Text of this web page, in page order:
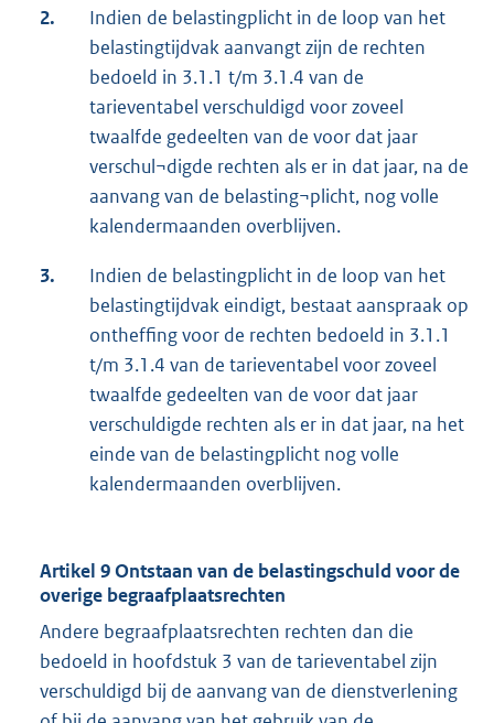
2.
Indien de belastingplicht in de loop van het
belastingtijdvak aanvangt zijn de rechten
bedoeld in 3.1.1 t/m 3.1.4 van de
tarieventabel verschuldigd voor zoveel
twaalfde gedeelten van de voor dat jaar
verschul¬digde rechten als er in dat jaar, na de
aanvang van de belasting¬plicht, nog volle
kalendermaanden overblijven.
3.
Indien de belastingplicht in de loop van het
belastingtijdvak eindigt, bestaat aanspraak op
ontheffing voor de rechten bedoeld in 3.1.1
t/m 3.1.4 van de tarieventabel voor zoveel
twaalfde gedeelten van de voor dat jaar
verschuldigde rechten als er in dat jaar, na het
einde van de belastingplicht nog volle
kalendermaanden overblijven.
Artikel 9 Ontstaan van de belastingschuld voor de
overige begraafplaatsrechten
Andere begraafplaatsrechten rechten dan die
bedoeld in hoofdstuk 3 van de tarieventabel zijn
verschuldigd bij de aanvang van de dienstverlening